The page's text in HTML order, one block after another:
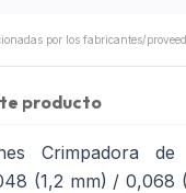
producto
Crimpadora
(1,2 mm) / 0,068